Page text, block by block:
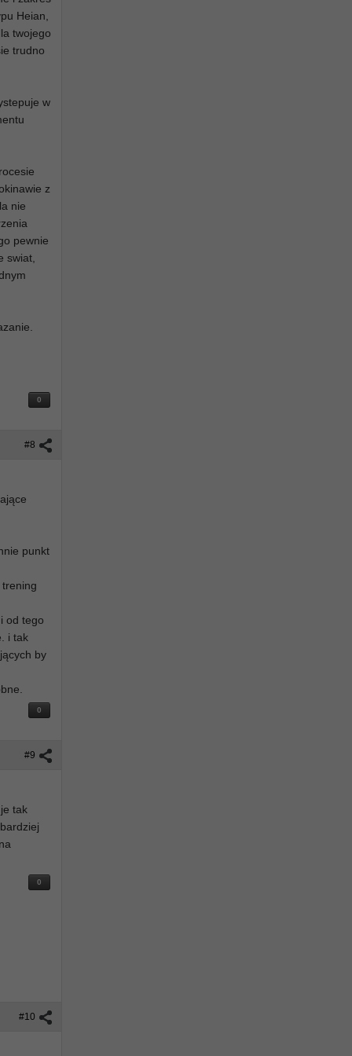
Heian,
twojego
trudno
w
z
nie
pewnie
swiat,
0
#8
punkt
od tego
i tak
by
0
#9
tak
0
#10